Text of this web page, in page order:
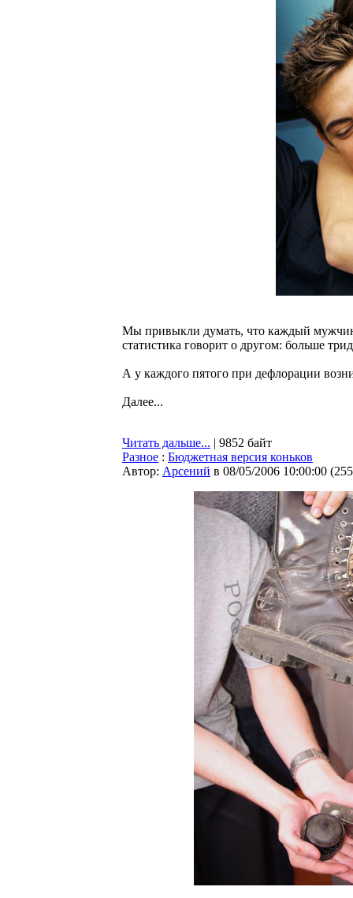
Мы привыкли думать, что каждый
статистика говорит о другом: больше
А у каждого пятого при дефлорации
Далее...
Читать дальше... | 9852 байт
Разное : Бюджетная версия коньков
Автор: Арсений в 08/05/2006 10:00:00 (